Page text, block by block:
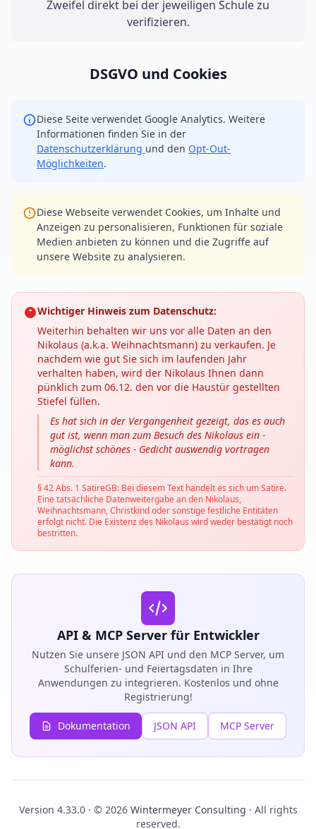
Zweifel direkt bei der jeweiligen Schule zu
verifizieren.
DSGVO und Cookies
Diese Seite verwendet Google Analytics. Weitere
Informationen finden Sie in der
Datenschutzerklärung und den Opt-Out-
Möglichkeiten.
Diese Webseite verwendet Cookies, um Inhalte und
Anzeigen zu personalisieren, Funktionen für soziale
Medien anbieten zu können und die Zugriffe auf
unsere Website zu analysieren.
Wichtiger Hinweis zum Datenschutz:
Weiterhin behalten wir uns vor alle Daten an den
Nikolaus (a.k.a. Weihnachtsmann) zu verkaufen. Je
nachdem wie gut Sie sich im laufenden Jahr
verhalten haben, wird der Nikolaus Ihnen dann
pünklich zum 06.12. den vor die Haustür gestellten
Stiefel füllen.
Es hat sich in der Vergangenheit gezeigt, das es auch
gut ist, wenn man zum Besuch des Nikolaus ein -
möglichst schönes - Gedicht auswendig vortragen
kann.
§ 42 Abs. 1 SatireGB: Bei diesem Text handelt es sich um Satire.
Eine tatsächliche Datenweitergabe an den Nikolaus,
Weihnachtsmann, Christkind oder sonstige festliche Entitäten
erfolgt nicht. Die Existenz des Nikolaus wird weder bestätigt noch
bestritten.
API & MCP Server für Entwickler
Nutzen Sie unsere JSON API und den MCP Server, um
Schulferien- und Feiertagsdaten in Ihre
Anwendungen zu integrieren. Kostenlos und ohne
Registrierung!
Dokumentation JSON API MCP Server
Version 4.33.0 · © 2026 Wintermeyer Consulting · All rights
reserved.